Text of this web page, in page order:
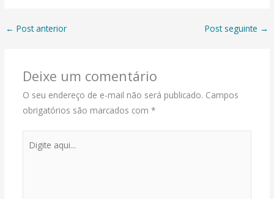
← Post anterior Post seguinte →
Deixe um comentário
O seu endereço de e-mail não será publicado. Campos
obrigatórios são marcados com *
aqui...